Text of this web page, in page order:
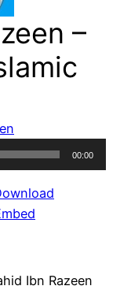
–
00:00
Ibn Razeen